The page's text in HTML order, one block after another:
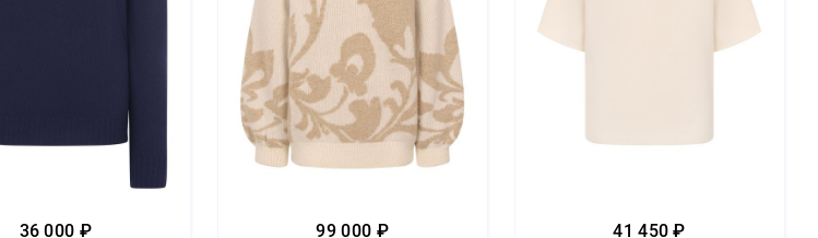
36 000 ₽ 99 000 ₽ 41 450 ₽